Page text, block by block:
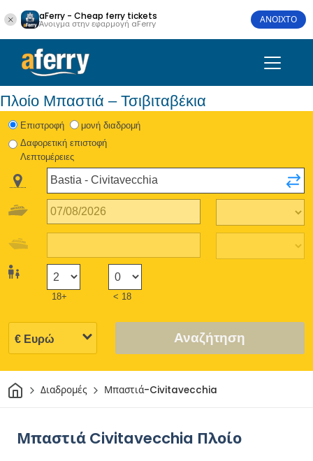
aFerry - Cheap ferry tickets
Άνοιγμα στην εφαρμογή aFerry ΑΝΟΙΧΤΟ
Πλοίο Μπαστιά – Τσιβιταβέκια
Eπιστροφή
μονή διαδρομή
Δαφορετική επιστοφή
Λεπτομέρειες
18+ < 18
Αναζήτηση
ΣπίτιΔιαδρομές Μπαστιά-Civitavecchia
Μπαστιά Civitavecchia Πλοίο